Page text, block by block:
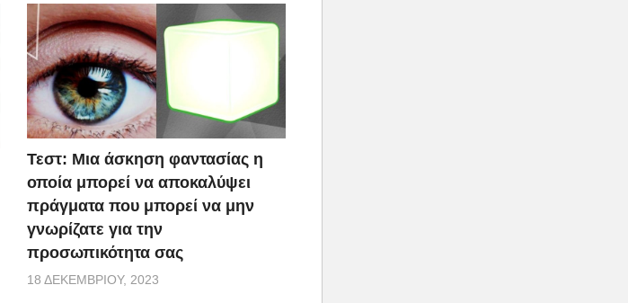
Τεστ: Μια άσκηση φαντασίας η
οποία μπορεί να αποκαλύψει
πράγματα που μπορεί να μην
γνωρίζατε για την
προσωπικότητα σας
18 ΔΕΚΕΜΒΡΊΟΥ, 2023